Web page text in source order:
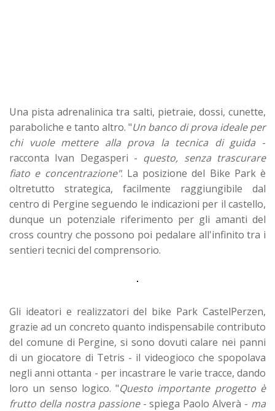
Una pista adrenalinica tra salti, pietraie, dossi, cunette,
paraboliche e tanto altro. "Un banco di prova ideale per
chi vuole mettere alla prova la tecnica di guida -
racconta Ivan Degasperi - questo, senza trascurare
fiato e concentrazione". La posizione del Bike Park è
oltretutto strategica, facilmente raggiungibile dal
centro di Pergine seguendo le indicazioni per il castello,
dunque un potenziale riferimento per gli amanti del
cross country che possono poi pedalare all'infinito tra i
sentieri tecnici del comprensorio.
Gli ideatori e realizzatori del bike Park CastelPerzen,
grazie ad un concreto quanto indispensabile contributo
del comune di Pergine, si sono dovuti calare nei panni
di un giocatore di Tetris - il videogioco che spopolava
negli anni ottanta - per incastrare le varie tracce, dando
loro un senso logico. "Questo importante progetto è
frutto della nostra passione- spiega Paolo Alverà - ma